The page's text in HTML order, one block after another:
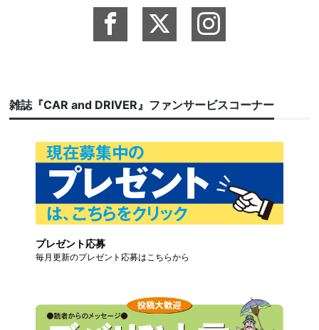
雑誌『CAR and DRIVER』ファンサービスコーナー
プレゼント応募
毎月更新のプレゼント応募はこちらから